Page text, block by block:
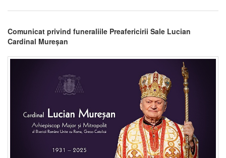
Comunicat privind funeraliile Preafericirii Sale Lucian
Cardinal Mureșan